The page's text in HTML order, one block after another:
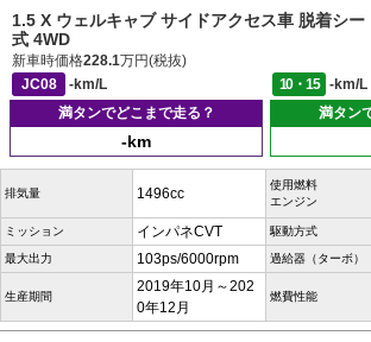
1.5 X ウェルキャブ サイドアクセス車 脱着シ
式 4WD
新車時価格228.1万円(税抜)
JC08
-km/L 10・15
-km/L
満タンでどこまで走る？
-km
満タン
排気量 1496cc
使用燃料
エンジン
ミッション インパネCVT 駆動方式
最大出力 103ps/6000rpm 過給器（ターボ）
生産期間
2019年10月～202
0年12月
燃費性能